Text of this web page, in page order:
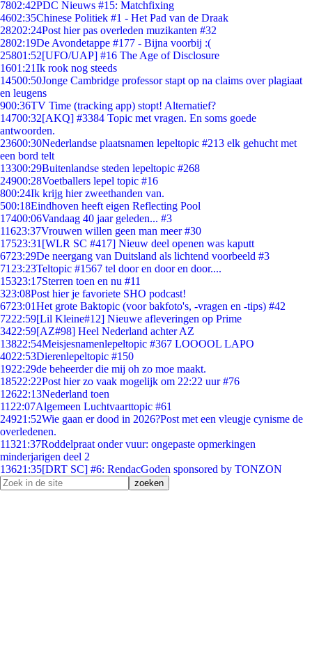
7802:42PDC Nieuws #15: Matchfixing
4602:35Chinese Politiek #1 - Het Pad van de Draak
28202:24Post hier pas overleden muzikanten #32
2802:19De Avondetappe #177 - Bijna voorbij :(
25801:52[UFO/UAP] #16 The Age of Disclosure
1601:21Ik rook nog steeds
14500:50Jonge Cambridge professor stapt op na claims over plagiaat
en leugens
900:36TV Time (tracking app) stopt! Alternatief?
14700:32[AKQ] #3384 Topic met vragen. En soms goede
antwoorden.
23600:30Nederlandse plaatsnamen lepeltopic #213 elk gehucht met
een bord telt
13300:29Buitenlandse steden lepeltopic #268
24900:28Voetballers lepel topic #16
800:24Ik krijg hier zweethanden van.
500:18Eindhoven heeft eigen Reflecting Pool
17400:06Vandaag 40 jaar geleden... #3
11623:37Vrouwen willen geen man meer #30
17523:31 [WLR SC #417] Nieuw deel openen was kaputt
6723:29De neergang van Duitsland als lichtend voorbeeld #3
71 23:23Teltopic #1567 tel door en door en door....
15323:17Sterren toen en nu #11
323:08Post hier je favoriete SHO podcast!
6723:01Het grote Baktopic (voor bakfoto's, -vragen en -tips) #42
7222:59[Lil Kleine#12] Nieuwe afleveringen op Prime
3422:59[AZ#98] Heel Nederland achter AZ
13822:54Meisjesnamenlepeltopic #367 LOOOOL LAPO
4022:53Dierenlepeltopic #150
1922:29de beheerder die mij oh zo moe maakt.
18522:22Post hier zo vaak mogelijk om 22:22 uur #76
12622:13Nederland toen
11 22:07Algemeen Luchtvaarttopic #61
24921:52Wie gaan er dood in 2026?Post met een vleugje cynisme de
overledenen.
11321:37Roddelpraat onder vuur: ongepaste opmerkingen
minderjarigen deel 2
13621:35[DRT SC] #6: RendacGoden sponsored by TONZON